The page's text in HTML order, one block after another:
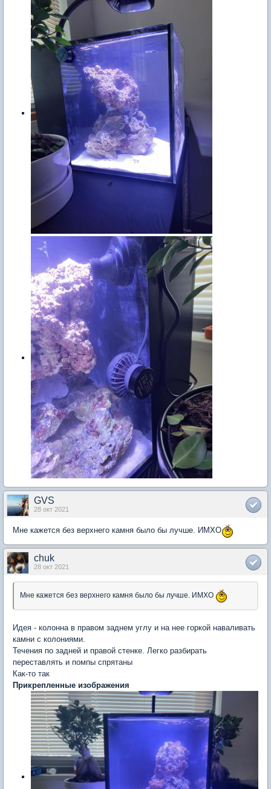
GVS
28 окт 2021
Мне кажется без верхнего камня было бы лучше. ИМХО
chuk
28 окт 2021
Мне кажется без верхнего камня было бы лучше. ИМХО
Идея - колонна в правом заднем углу и на нее горкой наваливать
камни с колониями.
Течения по задней и правой стенке. Легко разбирать
переставлять и помпы спрятаны
Как-то так
Прикрепленные изображения